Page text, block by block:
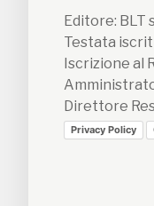
Editore: BLT
Testata
Iscrizione al
Direttore
Privacy Policy